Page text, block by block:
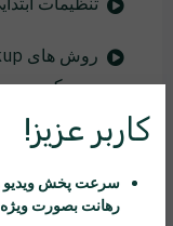
سیسکو
راه اندازی Telnet و SSH
راه اندازی Port Security
کاربر عزیز!
سرعت پخش ویدیو
رهانت بصورت